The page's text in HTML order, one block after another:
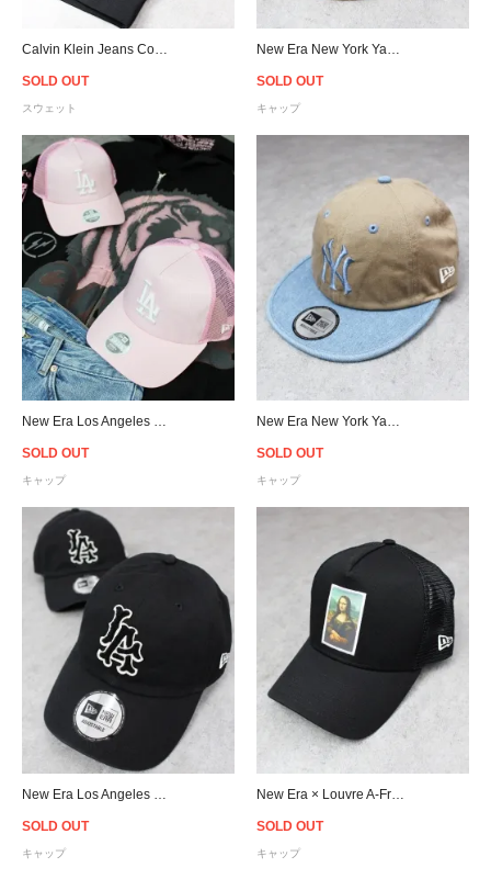
SOLD OUT
スウェット
SOLD OUT
キャップ
SOLD OUT
キャップ
SOLD OUT
キャップ
SOLD OUT
キャップ
SOLD OUT
キャップ